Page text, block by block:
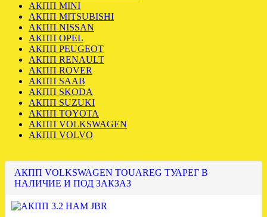
АКПП MINI
АКПП MITSUBISHI
АКПП NISSAN
АКПП OPEL
АКПП PEUGEOT
АКПП RENAULT
АКПП ROVER
АКПП SAAB
АКПП SKODA
АКПП SUZUKI
АКПП TOYOTA
АКПП VOLKSWAGEN
АКПП VOLVO
АКПП VOLKSWAGEN TOUAREG ТУАРЕГ В
НАЛИЧИЕ И ПОД ЗАКЗАЗ